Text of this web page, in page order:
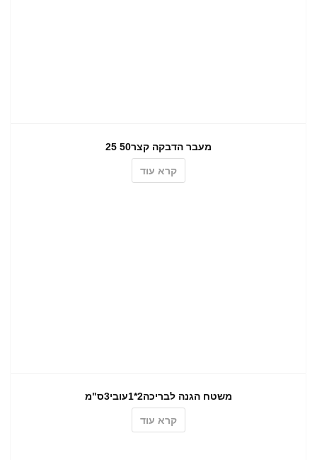
מעבר הדבקה קצר50 25
קרא עוד
משטח הגנה לבריכה2*1עובי3ס"מ
קרא עוד